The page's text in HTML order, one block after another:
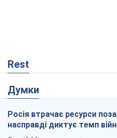
Rest
Думки
Росія втрачає ресурси
насправді диктує темп